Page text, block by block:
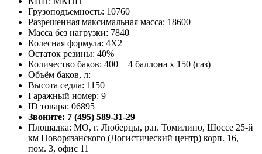
Грузоподъемность: 10760
Разрешенная максимальная масса: 18600
Масса без нагрузки: 7840
Колесная формула: 4X2
Остаток резины: 40%
Количество баков: 400 + 4 баллона х 150 (газ)
Объём баков, л:
Высота седла: 1150
Гаражный номер: 9
ID товара: 06895
Звоните: 7 (495) 589-31-29
Площадка: МО, г. Люберцы, р.п. Томилино, Шоссе 25-й
км Новорязанского (Логистический центр) корп. 16,
пом. 3, офис 11